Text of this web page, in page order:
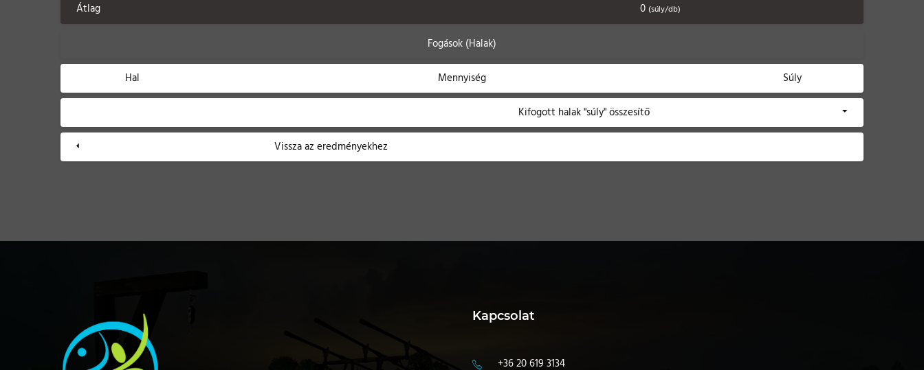
Átlag 0 (súly/db)
Fogások (Halak)
Hal Mennyiség Súly
Kifogott halak "súly" összesítő
Vissza az eredményekhez
Kapcsolat
+36 20 619 3134